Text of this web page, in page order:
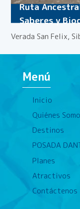
Ruta
Saberes y
Verada San Felix,
Menú
Inicio
Quiénes
Destinos
POSADA
Planes
Atractivos
Contáctenos